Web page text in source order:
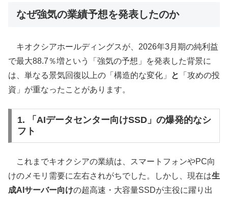
なぜ強気の業績予想を発表したのか
キオクシアホールディングスが、2026年3月期の純利益
で最大88.7％増という「強気の予想」を発表した背景に
は、単なる景気回復以上の「構造的な変化」
と
「攻めの投
資」が重なったことがあります。
1. 「AIデータセンター向けSSD」の爆発的なシ
フト
これまでキオクシアの業績は、スマートフォンやPC向
けのメモリ需要に左右されがちでした。しかし、現在は生
成AIサーバー向けの超高速・大容量SSDが主役に躍り出